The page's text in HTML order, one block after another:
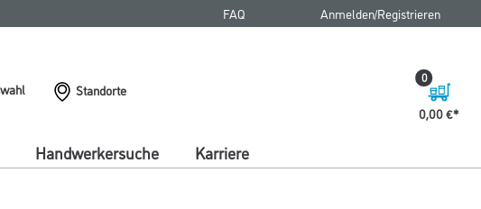
FAQ Anmelden/Registrieren
Standorte
0,00 €
0
Handwerkersuche Karriere